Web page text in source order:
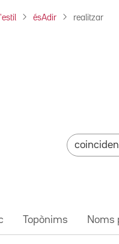
ésAdir realitzar
Topònims Noms